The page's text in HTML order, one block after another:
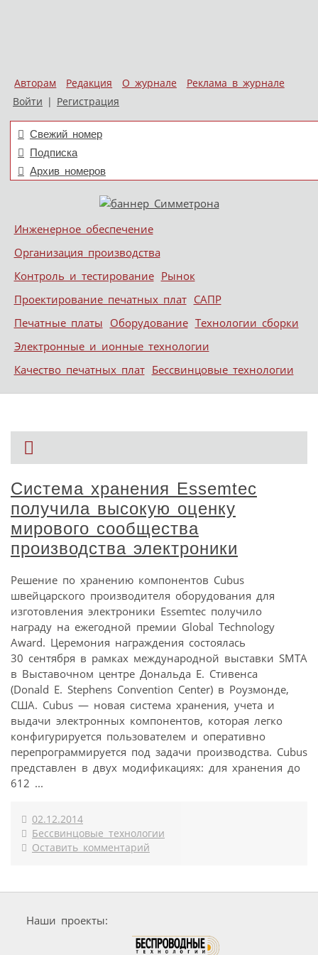
Авторам Редакция О журнале
Реклама в журнале
Войти | Регистрация
Свежий номер
Подписка
Архив номеров
Меню
Skip to content
Инженерное обеспечение
Организация производства
Контроль и тестирование Рынок
Проектирование печатных плат САПР
Печатные платы Оборудование Технологии сборки
Электронные и ионные технологии
Качество печатных плат Бессвинцовые технологии
Система хранения Essemtec
получила высокую оценку
мирового сообщества
производства электроники
Решение по хранению компонентов Cubus
швейцарского производителя оборудования для
изготовления электроники Essemtec получило
награду на ежегодной премии Global Technology
Award. Церемония награждения состоялась
30 сентября в рамках международной выставки SMTA
в Выставочном центре Дональда Е. Стивенса
(Donald E. Stephens Convention Center) в Роузмонде,
США. Cubus — новая система хранения, учета и
выдачи электронных компонентов, которая легко
конфигурируется пользователем и оперативно
перепрограммируется под задачи производства. Cubus
представлен в двух модификациях: для хранения до
612 ...
02.12.2014
Бессвинцовые технологии
Оставить комментарий
Наши проекты: